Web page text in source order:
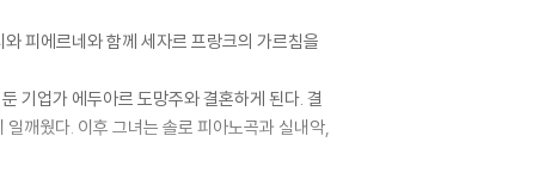
피에르네와 함께 세자르 프랑크의 가르침을
기업가 에두아르 도망주와 결혼하게 된다. 결
깨웠다. 이후 그녀는 솔로 피아노곡과 실내악,